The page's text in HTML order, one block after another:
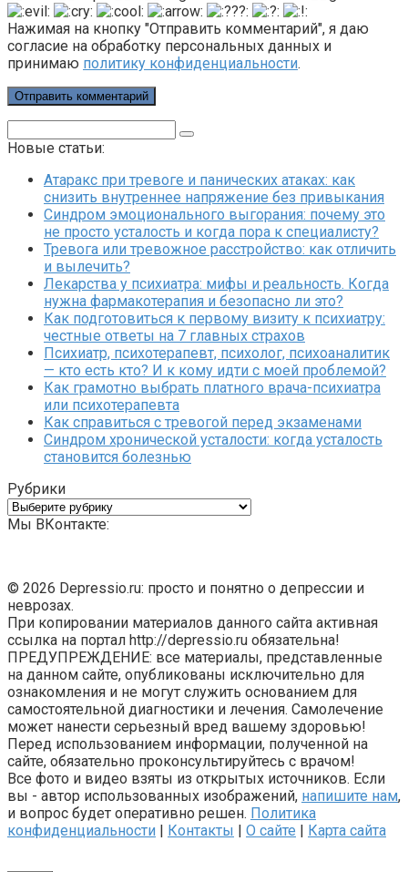
Нажимая на кнопку "Отправить комментарий", я даю
согласие на обработку персональных данных и
принимаю политику конфиденциальности.
Новые статьи:
Атаракс при тревоге и панических атаках: как
снизить внутреннее напряжение без привыкания
Синдром эмоционального выгорания: почему это
не просто усталость и когда пора к специалисту?
Тревога или тревожное расстройство: как отличить
и вылечить?
Лекарства у психиатра: мифы и реальность. Когда
нужна фармакотерапия и безопасно ли это?
Как подготовиться к первому визиту к психиатру:
честные ответы на 7 главных страхов
Психиатр, психотерапевт, психолог, психоаналитик
— кто есть кто? И к кому идти с моей проблемой?
Как грамотно выбрать платного врача-психиатра
или психотерапевта
Как справиться с тревогой перед экзаменами
Синдром хронической усталости: когда усталость
становится болезнью
Рубрики
Рубрики
Мы ВКонтакте:
© 2026 Depressio.ru: просто и понятно о депрессии и
неврозах.
При копировании материалов данного сайта активная
ссылка на портал http://depressio.ru обязательна!
ПРЕДУПРЕЖДЕНИЕ: все материалы, представленные
на данном сайте, опубликованы исключительно для
ознакомления и не могут служить основанием для
самостоятельной диагностики и лечения. Самолечение
может нанести серьезный вред вашему здоровью!
Перед использованием информации, полученной на
сайте, обязательно проконсультируйтесь с врачом!
Все фото и видео взяты из открытых источников. Если
вы - автор использованных изображений, напишите нам,
и вопрос будет оперативно решен. Политика
конфиденциальности | Контакты | О сайте | Карта сайта